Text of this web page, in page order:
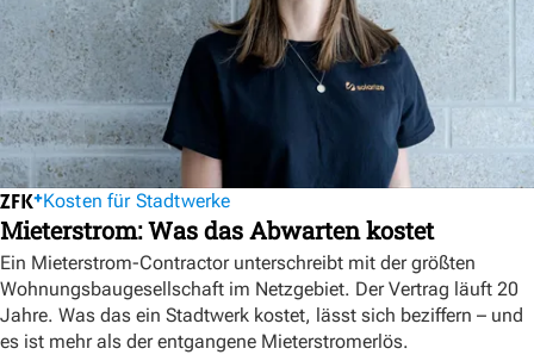
Kosten für Stadtwerke
Mieterstrom: Was das Abwarten kostet
Ein Mieterstrom-Contractor unterschreibt mit der größten
Wohnungsbaugesellschaft im Netzgebiet. Der Vertrag läuft 20
Jahre. Was das ein Stadtwerk kostet, lässt sich beziffern – und
es ist mehr als der entgangene Mieterstromerlös.